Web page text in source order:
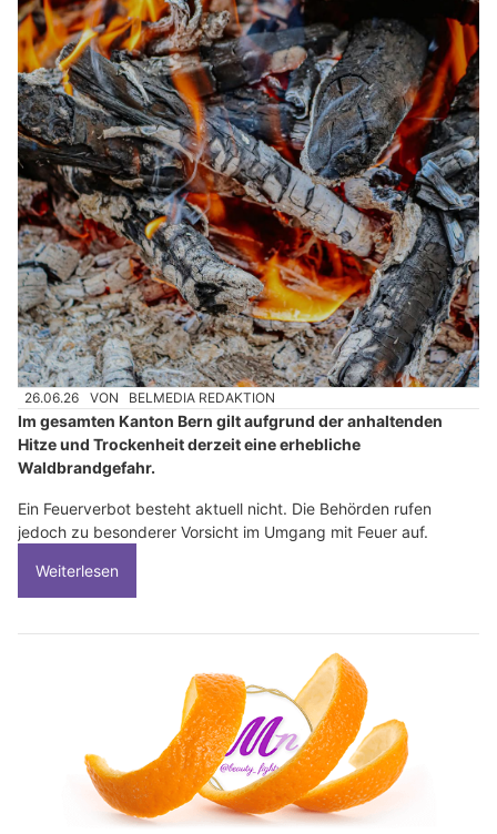
26.06.26 VON BELMEDIA REDAKTION
Im gesamten Kanton Bern gilt aufgrund der anhaltenden
Hitze und Trockenheit derzeit eine erhebliche
Waldbrandgefahr.
Ein Feuerverbot besteht aktuell nicht. Die Behörden rufen
jedoch zu besonderer Vorsicht im Umgang mit Feuer auf.
Weiterlesen